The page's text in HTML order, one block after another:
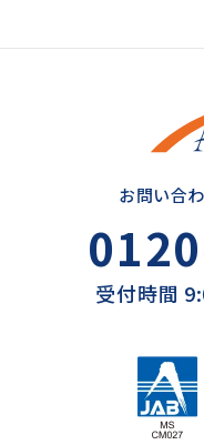
お問い合
受付時間